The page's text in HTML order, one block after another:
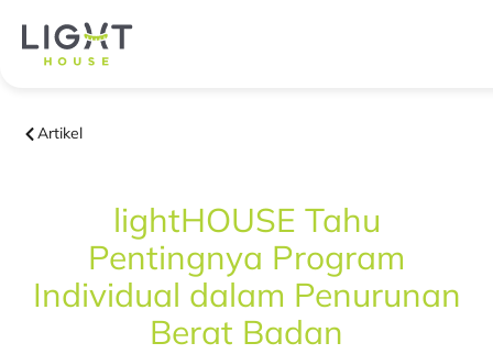
Artikel
lightHOUSE Tahu
Pentingnya Program
Individual dalam Penurunan
Berat Badan